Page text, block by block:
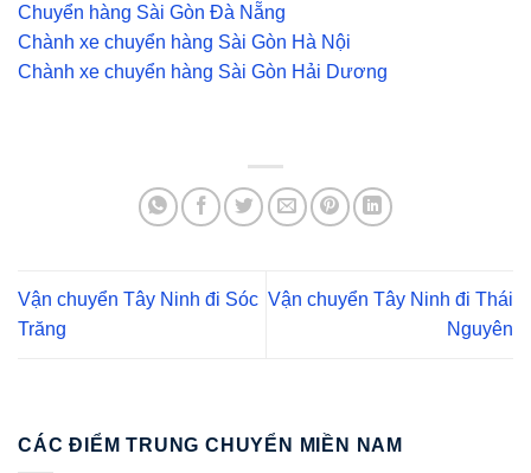
Chuyển hàng Sài Gòn Đà Nẵng
Chành xe chuyển hàng Sài Gòn Hà Nội
Chành xe chuyển hàng Sài Gòn Hải Dương
Vận chuyển Tây Ninh đi Sóc
Trăng
Vận chuyển Tây Ninh đi Thái
Nguyên
CÁC ĐIỂM TRUNG CHUYỂN MIỀN NAM